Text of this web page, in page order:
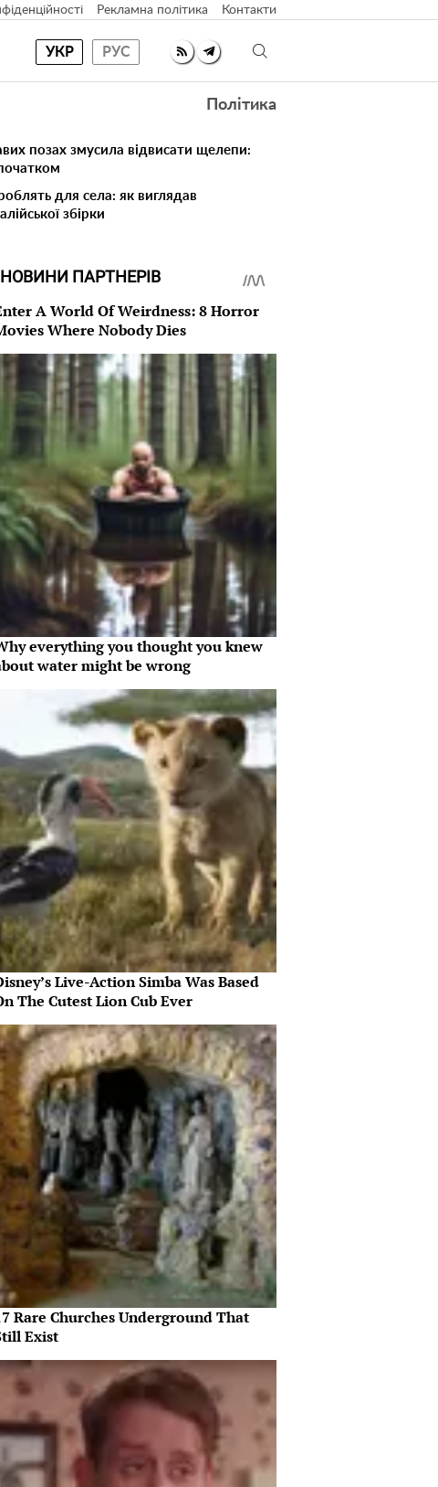
Рекламна політика Контакти
УКР РУС
Політика
позах змусила відвисати щелепи:
для села: як виглядав
збірки
НОВИНИ ПАРТНЕРІВ
A World Of Weirdness: 8 Horror
Where Nobody Dies
everything you thought you knew
water might be wrong
Live-Action Simba Was Based
The Cutest Lion Cub Ever
Rare Churches Underground That
Exist